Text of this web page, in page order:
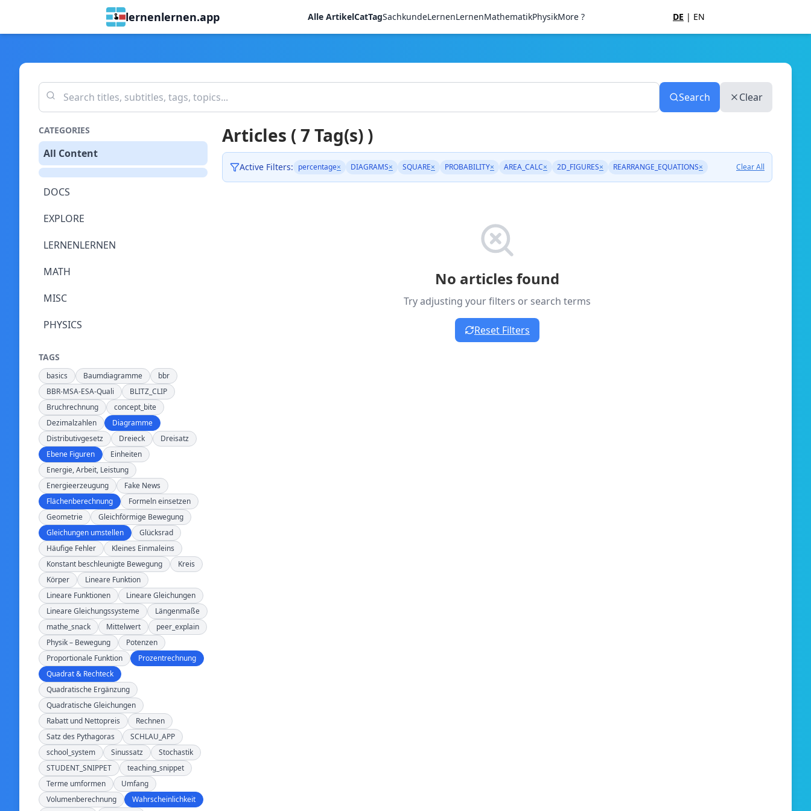
lernenlernen.app Alle ArtikelCatTagSachkundeLernenLernenMathematikPhysikMore ? DE | EN
Search Clear
CATEGORIES
All Content
DOCS
EXPLORE
LERNENLERNEN
MATH
MISC
PHYSICS
TAGS
basics Baumdiagramme
bbr
BBR-MSA-ESA-Quali
BLITZ_CLIP
Bruchrechnung
concept_bite
Dezimalzahlen
Diagramme
Distributivgesetz
Dreieck
Dreisatz
Ebene Figuren
Einheiten
Energie, Arbeit, Leistung
Energieerzeugung
Fake News
Flächenberechnung
Formeln einsetzen
Geometrie
Gleichförmige Bewegung
Gleichungen umstellen
Glücksrad
Häufige Fehler
Kleines Einmaleins
Konstant beschleunigte Bewegung
Kreis
Körper
Lineare Funktion
Lineare Funktionen
Lineare Gleichungen
Lineare Gleichungssysteme
Längenmaße
mathe_snack
Mittelwert
peer_explain
Physik – Bewegung
Potenzen
Proportionale Funktion
Prozentrechnung
Quadrat & Rechteck
Quadratische Ergänzung
Quadratische Gleichungen
Rabatt und Nettopreis
Rechnen
Satz des Pythagoras
SCHLAU_APP
school_system
Sinussatz
Stochastik
STUDENT_SNIPPET
teaching_snippet
Terme umformen
Umfang
Volumenberechnung
Wahrscheinlichkeit
Articles ( 7 Tag(s) )
Active Filters: percentage× DIAGRAMS× SQUARE× PROBABILITY× AREA_CALC× 2D_FIGURES× REARRANGE_EQUATIONS× Clear All
No articles found
Try adjusting your filters or search terms
Reset Filters